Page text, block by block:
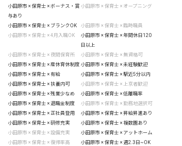
小田原市 × 保育士 × ボーナス・賞
与あり
小田原市 × 保育士 × オープニング
小田原市 × 保育士 × ブランクOK
小田原市 × 保育士 × 臨時職員
小田原市 × 保育士 × 4月入職OK
小田原市 × 保育士 × 年間休日120
日以上
小田原市 × 保育士 × 夜間保育所
小田原市 × 保育士 × 無資格可
小田原市 × 保育士 × 産休育休制度 小田原市 × 保育士 × 未経験歓迎
小田原市 × 保育士 × 有給
小田原市 × 保育士 × 駅近5分以内
小田原市 × 保育士 × 扶養内可
小田原市 × 保育士 × 上京者歓迎
小田原市 × 保育士 × 残業少なめ
小田原市 × 保育士 × 低離職率
小田原市 × 保育士 × 退職金制度
小田原市 × 保育士 × 勤務地選択可
小田原市 × 保育士 × 正社員登用
小田原市 × 保育士 × 昇給昇進あり
小田原市 × 保育士 × 研修充実
小田原市 × 保育士 × 複数園あり
小田原市 × 保育士 × 設備充実
小田原市 × 保育士 × アットホーム
小田原市 × 保育士 × 復帰率高
小田原市 × 保育士 × 週2.3日~OK